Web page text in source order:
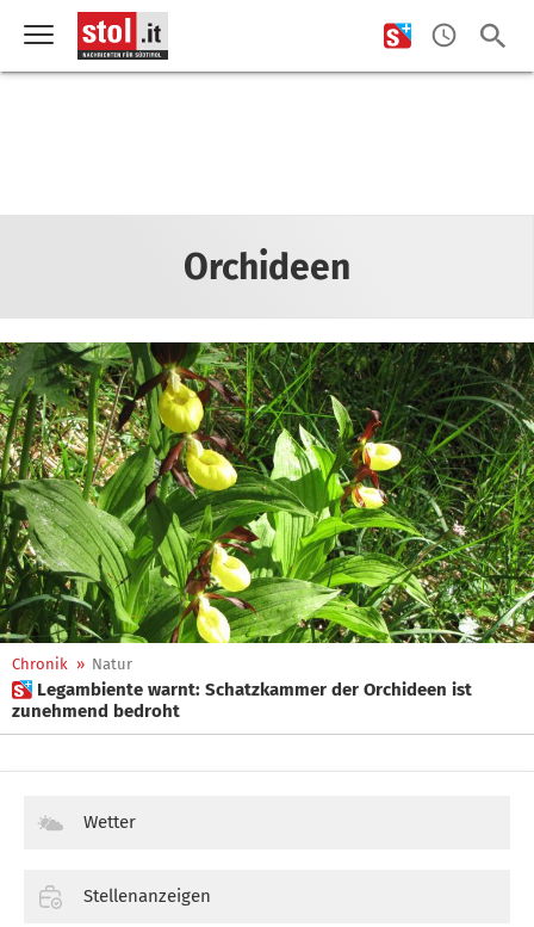
Orchideen
Chronik » Natur
 Legambiente warnt: Schatzkammer der Orchideen ist
zunehmend bedroht
Wetter
Stellenanzeigen